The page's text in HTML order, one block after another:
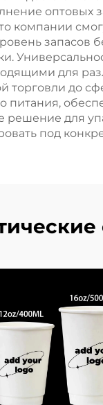
оптовых
компании
запасов
для
торговли до
питания,
решение для
под